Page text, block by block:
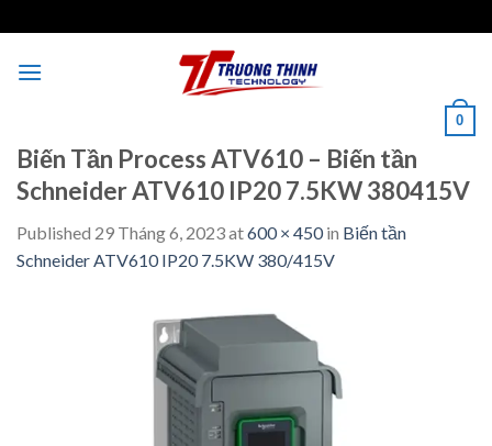
to
content
0
Biến Tần Process ATV610 – Biến tần
Schneider ATV610 IP20 7.5KW 380415V
Published 29 Tháng 6, 2023at600 × 450in Biến tần
Schneider ATV610 IP20 7.5KW 380/415V